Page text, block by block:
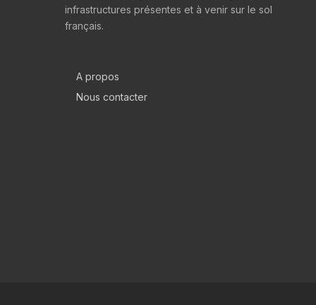
infrastructures présentes et à venir sur le sol
français.
A propos
Nous contacter